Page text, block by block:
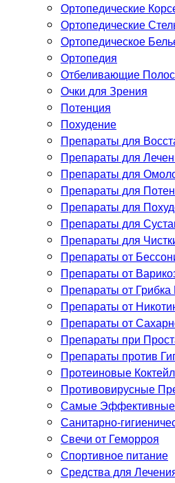
Ортопедические
Ортопедические
Ортопедическое
Ортопедия
Отбеливающие
Очки для Зрения
Потенция
Похудение
Препараты для
Препараты для
Препараты для
Препараты для
Препараты для
Препараты для
Препараты для
Препараты от
Препараты от
Препараты от
Препараты от
Препараты от
Препараты при
Препараты против
Протеиновые
Противовирусные
Самые Эффективные
Санитарно-
Свечи от Геморроя
Спортивное питание
Средства для